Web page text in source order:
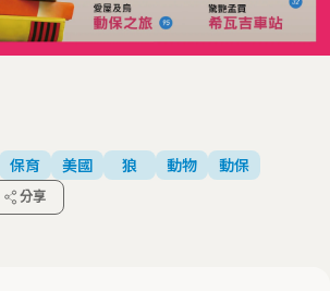
保育 美國 狼 動物
動保
分享